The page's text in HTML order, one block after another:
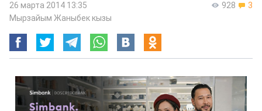
928 3
26 марта 2014 13:35
Мырзайым Жаныбек кызы